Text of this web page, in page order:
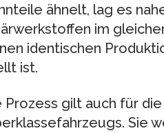
ähnelt, lag es
im
identischen
ist.
Prozess gilt auch für
Sie